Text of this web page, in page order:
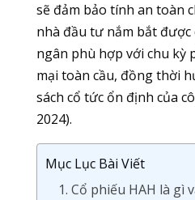
sẽ đảm bảo tính an toàn
nhà đầu tư nắm bắt được
ngân phù hợp với chu kỳ
mại toàn cầu, đồng thời
sách cổ tức ổn định của
2024).
Mục Lục Bài Viết
1. Cổ phiếu HAH là